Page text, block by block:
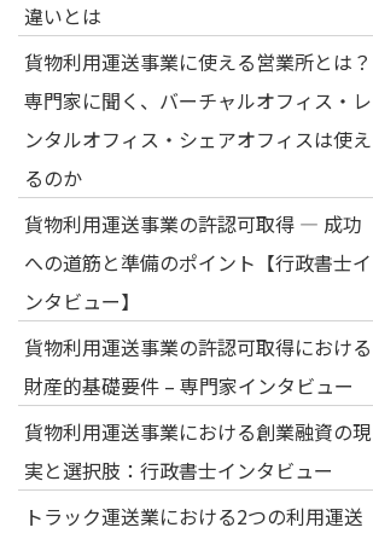
違いとは
貨物利用運送事業に使える営業所とは？
専門家に聞く、バーチャルオフィス・レ
ンタルオフィス・シェアオフィスは使え
るのか
貨物利用運送事業の許認可取得 — 成功
への道筋と準備のポイント【行政書士イ
ンタビュー】
貨物利用運送事業の許認可取得における
財産的基礎要件 – 専門家インタビュー
貨物利用運送事業における創業融資の現
実と選択肢：行政書士インタビュー
トラック運送業における2つの利用運送